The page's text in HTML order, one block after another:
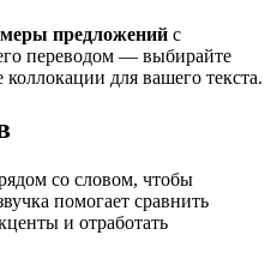
предложений с
переводом — выбирайте
для вашего текста.
со словом, чтобы
помогает сравнить
и отработать